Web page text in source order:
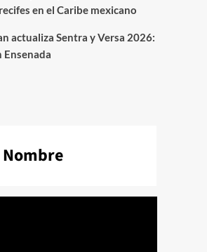
en el Caribe mexicano
actualiza Sentra y Versa 2026:
Nombre